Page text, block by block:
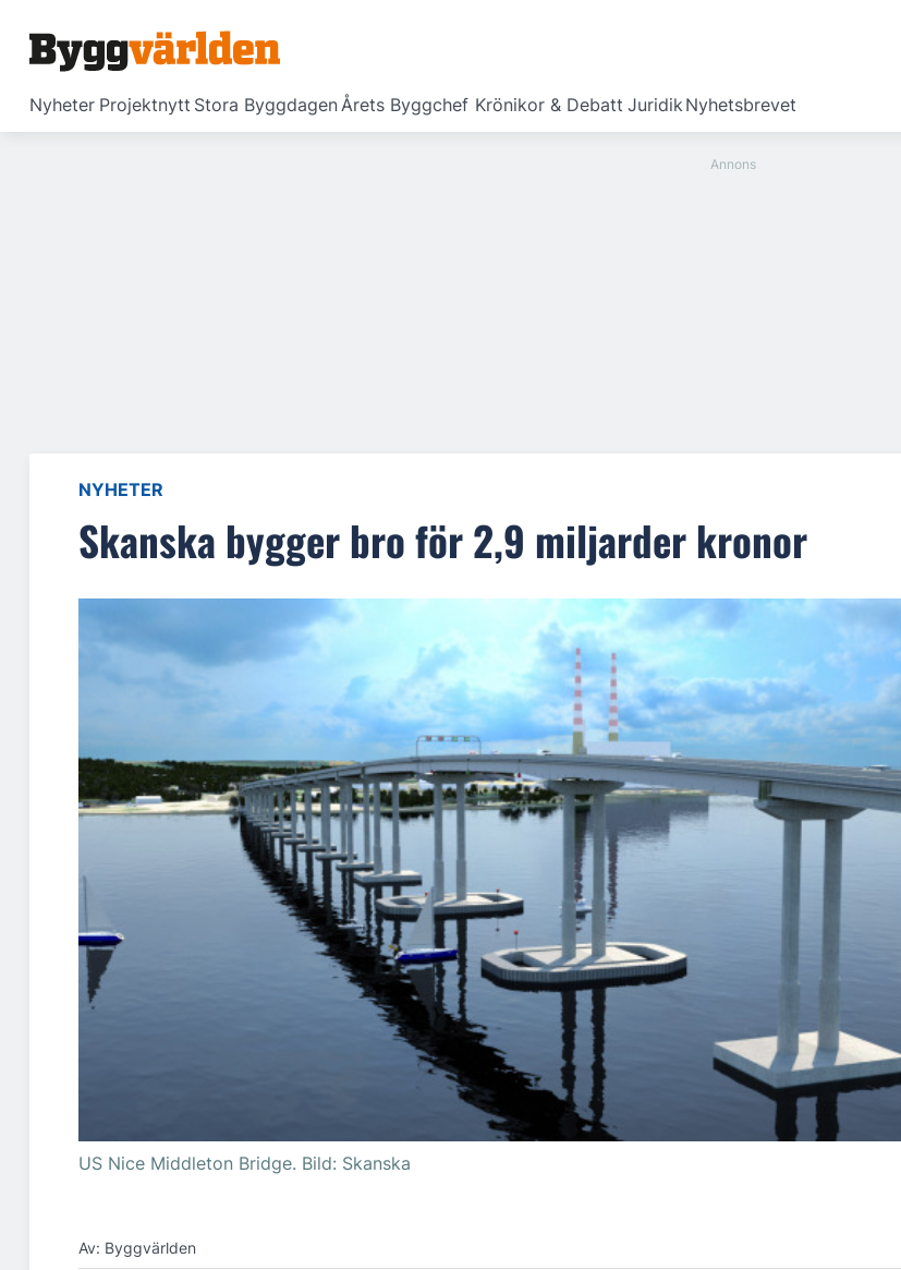
Nyheter Projektnytt Stora ByggdagenÅrets Byggchef Krönikor & Debatt JuridikNyhetsbrevet
NYHETER
Skanska bygger bro för 2,9 miljarder kronor
US Nice Middleton Bridge. Bild: Skanska
Av: Byggvärlden